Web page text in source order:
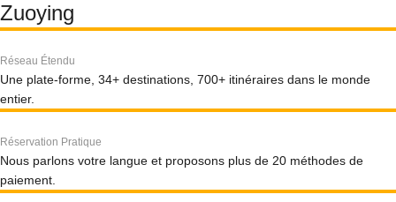
Zuoying
Réseau Étendu
Une plate-forme, 34+ destinations, 700+ itinéraires dans le monde
entier.
Réservation Pratique
Nous parlons votre langue et proposons plus de 20 méthodes de
paiement.